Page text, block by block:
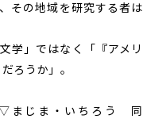
その地域を研究する者は
学」ではなく「『アメリ
ろうか」。
まじま・いちろう 同